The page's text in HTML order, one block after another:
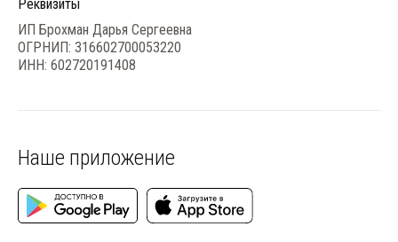
Наше приложение
Реквизиты
ИП Брохман Дарья Сергеевна
ОГРНИП: 316602700053220
ИНН: 602720191408